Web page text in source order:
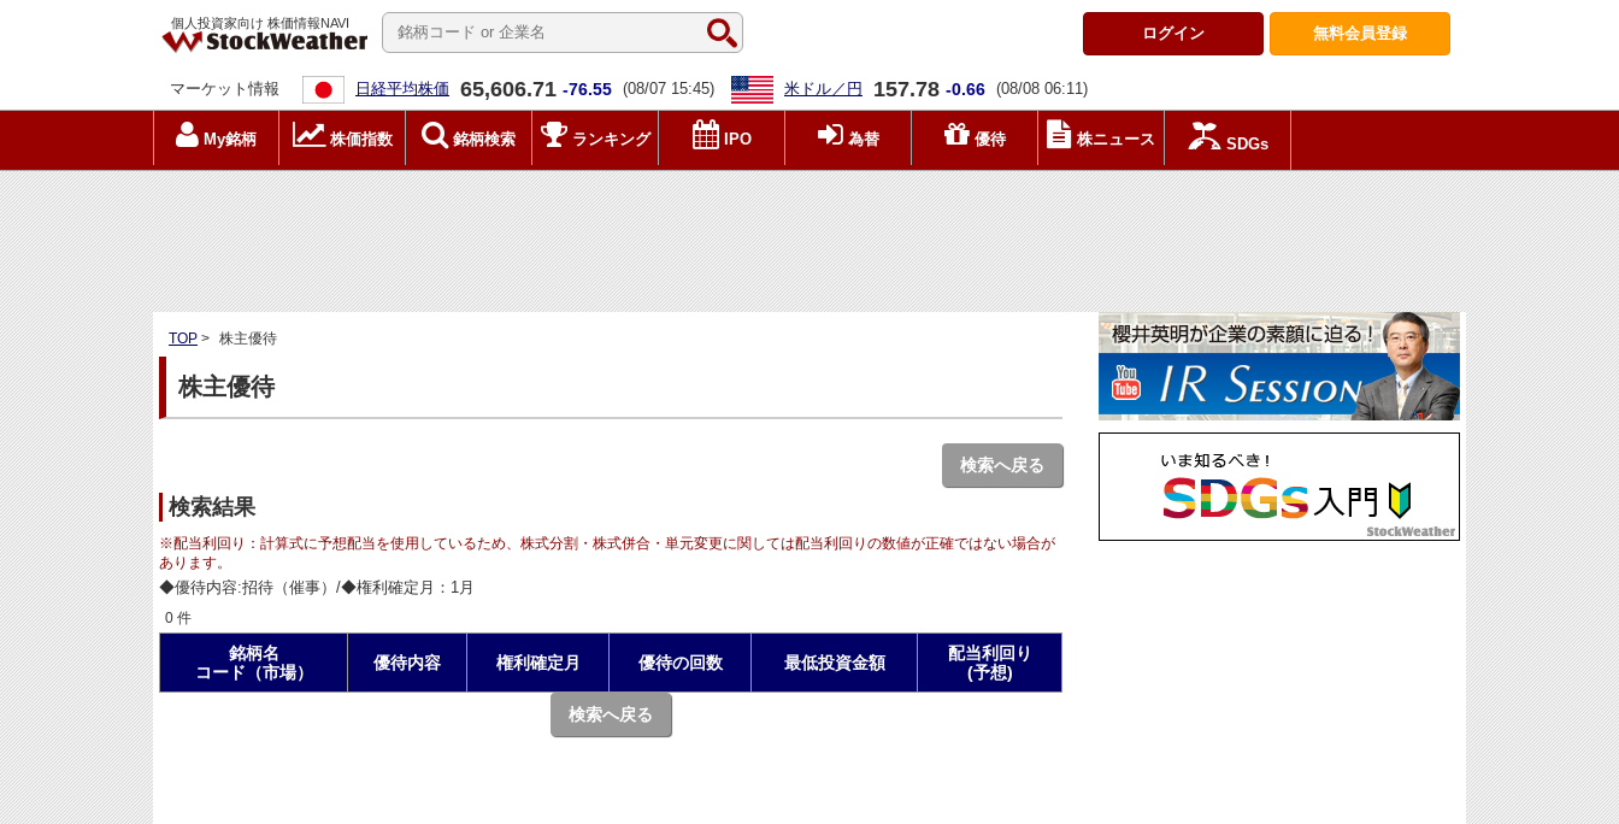
個人投資家向け 株価情報NAVI
無料会員登録
ログイン
マーケット情報 日経平均株価 65,606.71 -76.55 (08/07 15:45) 米ドル／円 157.78 -0.66 (08/08 06:11)
My銘柄 株価指数 銘柄検索 ランキング IPO 為替 優待 株ニュース SDGs
TOP > 株主優待
株主優待
検索へ戻る
検索結果
※配当利回り：計算式に予想配当を使用しているため、株式分割・株式併合・単元変更に関しては配当利回りの数値が正確ではない場合が
あります。
◆優待内容:招待（催事）/◆権利確定月：1月
0 件
銘柄名
コード（市場）
優待内容 権利確定月 優待の回数 最低投資金額
配当利回り
(予想)
検索へ戻る